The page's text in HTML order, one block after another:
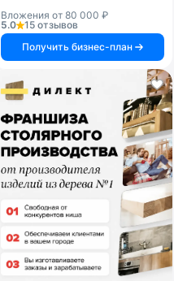
Вложения от 80 000 ₽
5.0
15 отзывов
Получить бизнес-план